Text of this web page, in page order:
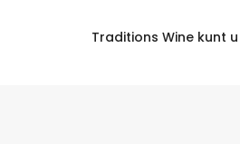
Traditions Wine kunt u